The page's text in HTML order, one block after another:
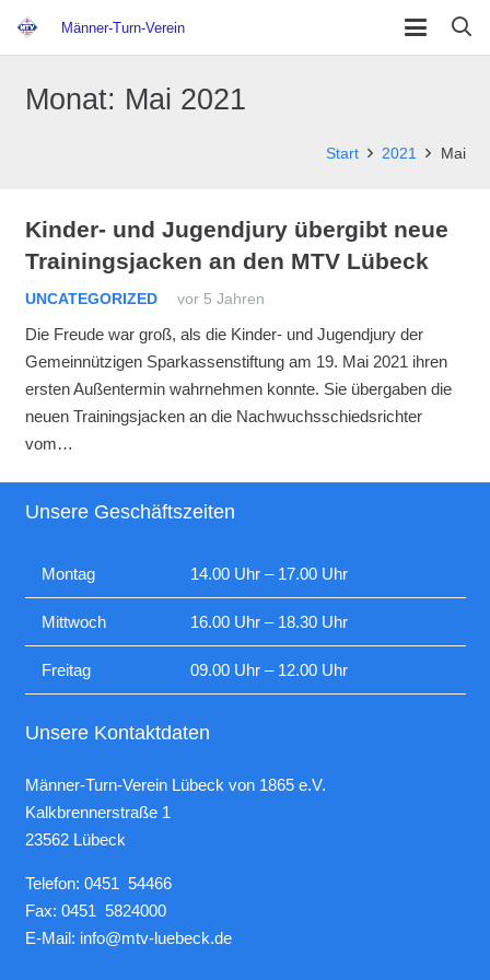
Männer-Turn-Verein
Monat: Mai 2021
Start 2021 Mai
Kinder- und Jugendjury übergibt neue
Trainingsjacken an den MTV Lübeck
UNCATEGORIZED vor 5 Jahren
Die Freude war groß, als die Kinder- und Jugendjury der
Gemeinnützigen Sparkassenstiftung am 19. Mai 2021 ihren
ersten Außentermin wahrnehmen konnte. Sie übergaben die
neuen Trainingsjacken an die Nachwuchsschiedsrichter
vom…
Unsere Geschäftszeiten
Montag 14.00 Uhr – 17.00 Uhr
Mittwoch 16.00 Uhr – 18.30 Uhr
Freitag 09.00 Uhr – 12.00 Uhr
Unsere Kontaktdaten
Männer-Turn-Verein Lübeck von 1865 e.V.
Kalkbrennerstraße 1
23562 Lübeck
Telefon: 0451 54466
Fax: 0451 5824000
E-Mail: info@mtv-luebeck.de